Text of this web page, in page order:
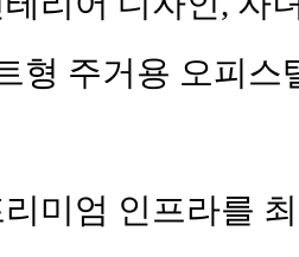
형 주거용 오피
리미엄 인프라를